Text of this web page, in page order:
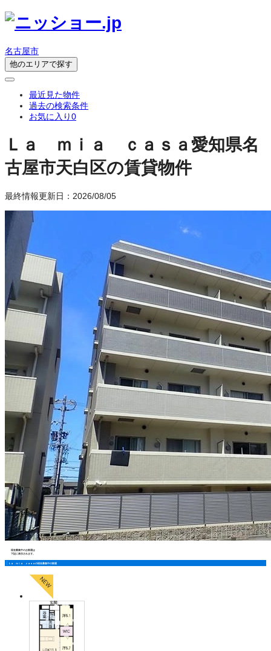
名古屋市
他のエリアで探す
最近見た物件
過去の検索条件
お気に入り0
Ｌａ ｍｉａ ｃａｓａ 愛知県名
古屋市天白区の賃貸物件
最終情報更新日：2026/08/05
現在募集中のお部屋は
下記に表示されます。
Ｌａ ｍｉａ ｃａｓａの現在募集中の部屋